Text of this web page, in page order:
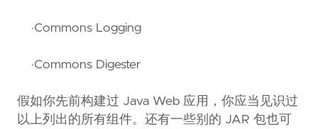
·Commons Logging
·Commons Digester
假如你先前构建过 Java Web 应用，你应当见识过
以上列出的所有组件。还有一些别的 JAR 包也可